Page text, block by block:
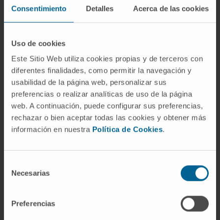
Consentimiento Detalles Acerca de las cookies
Uso de cookies
Este Sitio Web utiliza cookies propias y de terceros con
diferentes finalidades, como permitir la navegación y
usabilidad de la página web, personalizar sus
preferencias o realizar analíticas de uso de la página
web. A continuación, puede configurar sus preferencias,
rechazar o bien aceptar todas las cookies y obtener más
información en nuestra Política de Cookies.
Necesarias
Preferencias
between mutations in driver genes, common
regions of copy number change, and primary
translocation and hyperdiploidy events.
These dependencies included associations
with t(4;14) and mutations in FGFR3, DIS3 and
IRF4; t(14;16) with mutations in MAF, BRAF,
11q, mutations in FAM46C and MYC
These associations indicate that the genomic